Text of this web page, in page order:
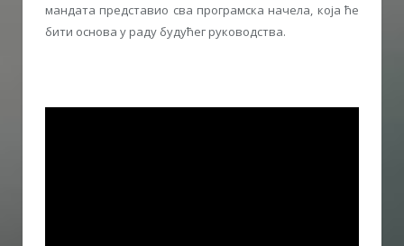
мандата представио сва програмска начела, коjа ће
бити основа у раду будућег руководства.